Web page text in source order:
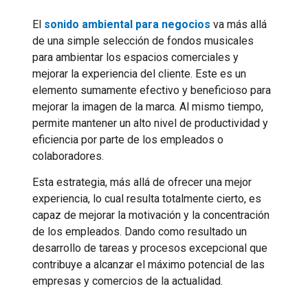
El sonido ambiental para negocios va más allá
de una simple selección de fondos musicales
para ambientar los espacios comerciales y
mejorar la experiencia del cliente. Este es un
elemento sumamente efectivo y beneficioso para
mejorar la imagen de la marca. Al mismo tiempo,
permite mantener un alto nivel de productividad y
eficiencia por parte de los empleados o
colaboradores.
Esta estrategia, más allá de ofrecer una mejor
experiencia, lo cual resulta totalmente cierto, es
capaz de mejorar la motivación y la concentración
de los empleados. Dando como resultado un
desarrollo de tareas y procesos excepcional que
contribuye a alcanzar el máximo potencial de las
empresas y comercios de la actualidad.